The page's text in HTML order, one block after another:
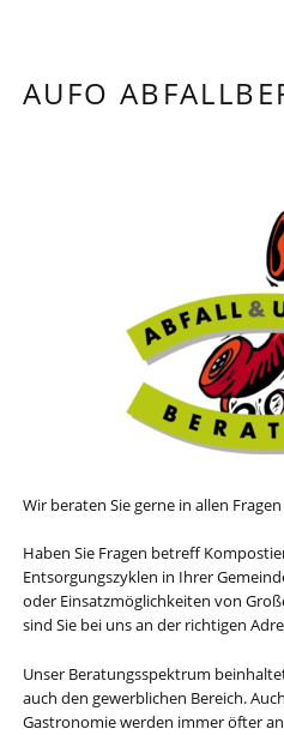
AUFO
Wir beraten Sie gerne in allen
Haben Sie Fragen betreff
Entsorgungszyklen in Ihrer
oder Einsatzmöglichkeiten von
sind Sie bei uns an der richtigen
Unser Beratungsspektrum
auch den gewerblichen Bereich.
Gastronomie werden immer öfter